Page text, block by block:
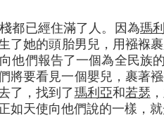
都已經住滿了人。因為瑪
了她的頭胎男兒，用襁褓
他們報告了一個為全民族
將要看見一個嬰兒，裹著
了，找到了瑪利亞和若瑟
天使向他們說的一樣，就